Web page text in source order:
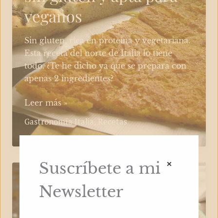
veganos
Sin gluten, rica en proteína y vegetariana.
Esta receta del norte de Italia lo tiene
todo. ¿Te he dicho ya que se prepara con
apenas 2 ingredientes?
La
Farinata,
la
Leer más »
Gastronomía Italia, Recetas
Platos italianos (que no
Suscríbete a mi
Newsletter
×